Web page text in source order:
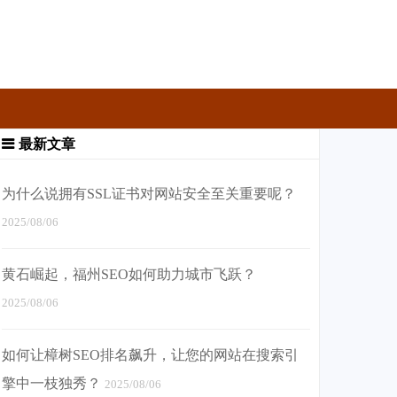
最新文章
为什么说拥有SSL证书对网站安全至关重要呢？
2025/08/06
黄石崛起，福州SEO如何助力城市飞跃？
2025/08/06
如何让樟树SEO排名飙升，让您的网站在搜索引
擎中一枝独秀？ 2025/08/06